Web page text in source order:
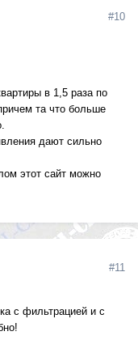
#10
в 1,5 раза по
та что больше
дают сильно
этот сайт можно
#11
с фильтрацией и с